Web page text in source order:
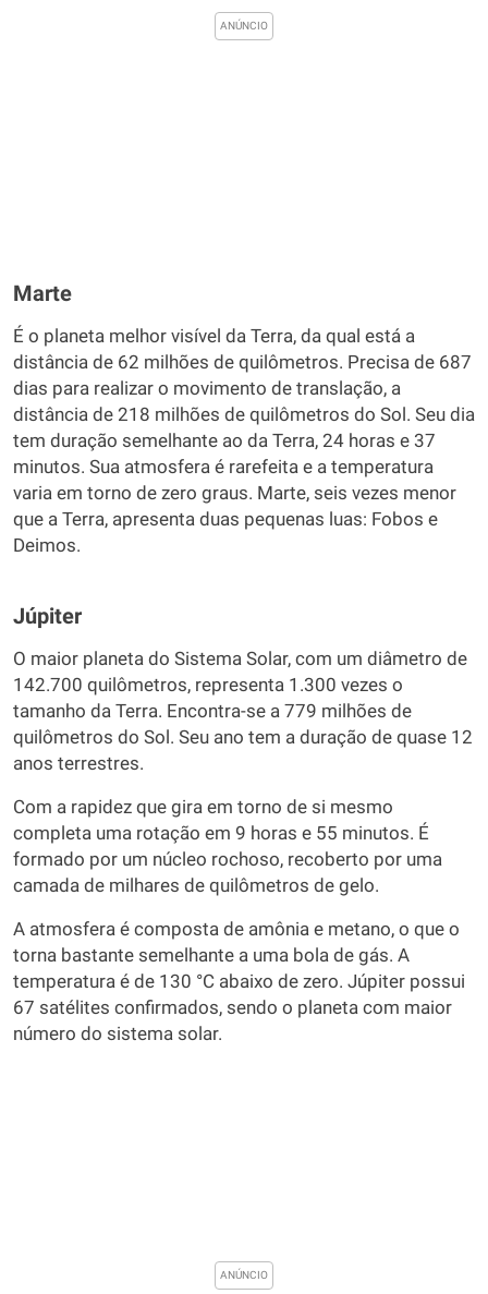
Marte
É o planeta melhor visível da Terra, da qual está a
distância de 62 milhões de quilômetros. Precisa de 687
dias para realizar o movimento de translação, a
distância de 218 milhões de quilômetros do Sol. Seu dia
tem duração semelhante ao da Terra, 24 horas e 37
minutos. Sua atmosfera é rarefeita e a temperatura
varia em torno de zero graus. Marte, seis vezes menor
que a Terra, apresenta duas pequenas luas: Fobos e
Deimos.
Júpiter
O maior planeta do Sistema Solar, com um diâmetro de
142.700 quilômetros, representa 1.300 vezes o
tamanho da Terra. Encontra-se a 779 milhões de
quilômetros do Sol. Seu ano tem a duração de quase 12
anos terrestres.
Com a rapidez que gira em torno de si mesmo
completa uma rotação em 9 horas e 55 minutos. É
formado por um núcleo rochoso, recoberto por uma
camada de milhares de quilômetros de gelo.
A atmosfera é composta de amônia e metano, o que o
torna bastante semelhante a uma bola de gás. A
temperatura é de 130 °C abaixo de zero. Júpiter possui
67 satélites confirmados, sendo o planeta com maior
número do sistema solar.